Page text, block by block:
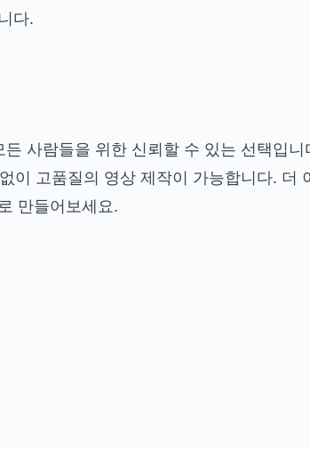
다.
사람들을 위한 신뢰할 수 있는 선택입
이 고품질의 영상 제작이 가능합니다. 더
만들어보세요.